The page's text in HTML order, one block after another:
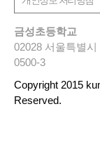
금성초등학교
02028 서울특별
0500-3
Copyright 2015
Reserved.